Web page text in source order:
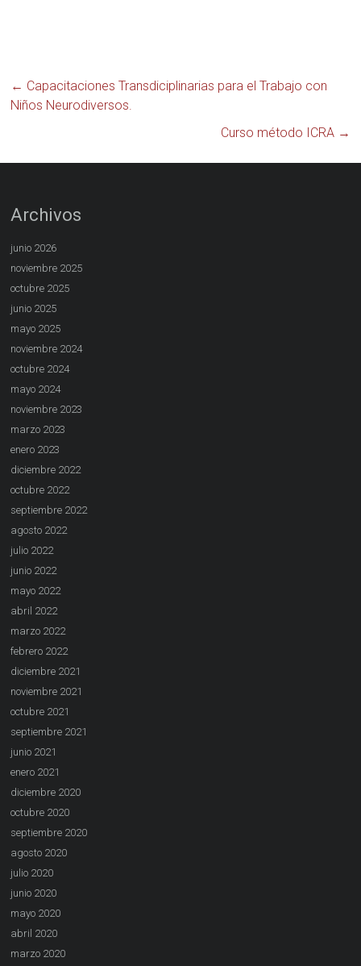
← Capacitaciones Transdiciplinarias para el Trabajo con
Niños Neurodiversos.
Curso método ICRA →
Archivos
junio 2026
noviembre 2025
octubre 2025
junio 2025
mayo 2025
noviembre 2024
octubre 2024
mayo 2024
noviembre 2023
marzo 2023
enero 2023
diciembre 2022
octubre 2022
septiembre 2022
agosto 2022
julio 2022
junio 2022
mayo 2022
abril 2022
marzo 2022
febrero 2022
diciembre 2021
noviembre 2021
octubre 2021
septiembre 2021
junio 2021
enero 2021
diciembre 2020
octubre 2020
septiembre 2020
agosto 2020
julio 2020
junio 2020
mayo 2020
abril 2020
marzo 2020